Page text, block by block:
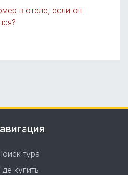
в отеле, если он
тура
купить